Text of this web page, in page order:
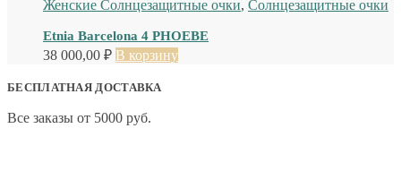
Женские Солнцезащитные очки, Солнцезащитные очки
Etnia Barcelona 4 PHOEBE
38 000,00 ₽ В корзину
БЕСПЛАТНАЯ ДОСТАВКА
Все заказы от 5000 руб.